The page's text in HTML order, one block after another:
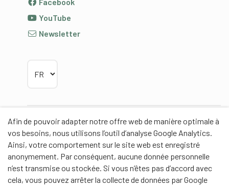
Afin de pouvoir adapter notre offre web de manière optimale à
vos besoins, nous utilisons l’outil d’analyse Google Analytics.
Ainsi, votre comportement sur le site web est enregistré
anonymement. Par conséquent, aucune donnée personnelle
n’est transmise ou stockée. Si vous n’êtes pas d’accord avec
cela, vous pouvez arrêter la collecte de données par Google
Facebook
YouTube
Newsletter
Partenaires